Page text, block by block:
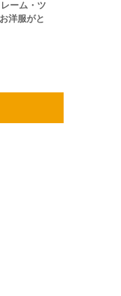
ーム・ツ
洋服がと